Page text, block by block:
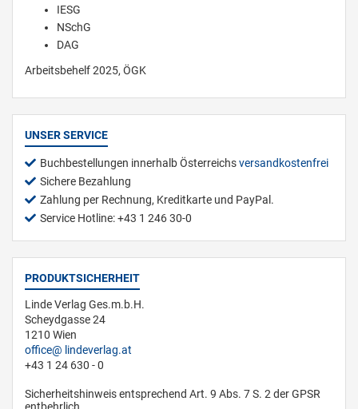
IESG
NSchG
DAG
Arbeitsbehelf 2025, ÖGK
UNSER SERVICE
Buchbestellungen innerhalb Österreichsversandkostenfrei
Sichere Bezahlung
Zahlung per Rechnung, Kreditkarte und PayPal.
Service Hotline: +43 1 246 30-0
PRODUKTSICHERHEIT
Linde Verlag Ges.m.b.H.
Scheydgasse 24
1210 Wien
office
lindeverlag.at
+43 1 24 630 - 0
Sicherheitshinweis entsprechend Art. 9 Abs. 7 S. 2 der GPSR